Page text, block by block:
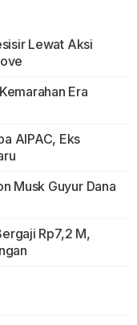
Lewat Aksi
Era
AIPAC, Eks
Musk Guyur Dana
Rp7,2 M,